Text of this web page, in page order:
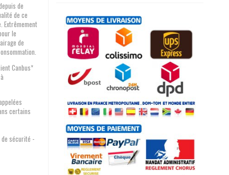
de
de ce
Extrêmement
le
de
Canbus*
certains
de sécurité -